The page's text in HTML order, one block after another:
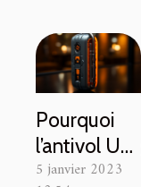
Pourquoi
l’antivol U
est la
5 janvier 2023